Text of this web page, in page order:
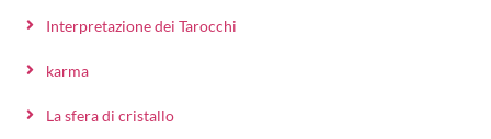
Interpretazione dei Tarocchi
karma
La sfera di cristallo